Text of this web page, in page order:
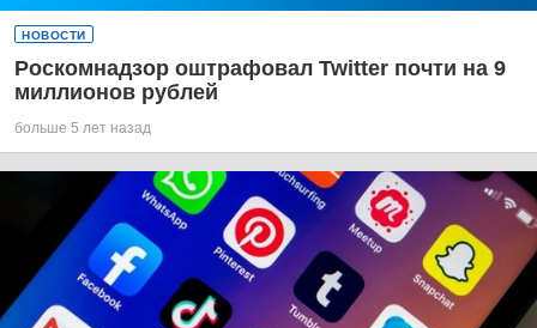
НОВОСТИ
Роскомнадзор оштрафовал Twitter почти на 9
миллионов рублей
больше 5 лет назад